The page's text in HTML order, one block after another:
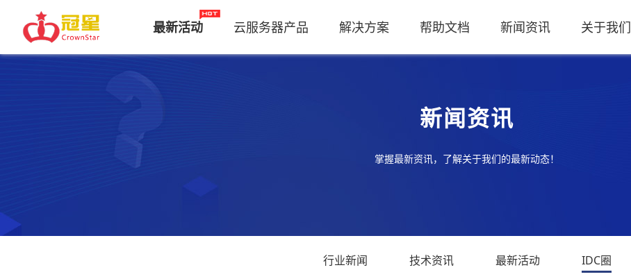
最新活动 云服务器产品 解决方案 帮助文档 新闻资讯 关于我们
新闻资讯
掌握最新资讯，了解关于我们的最新动态！
行业新闻 技术资讯 最新活动 IDC圈